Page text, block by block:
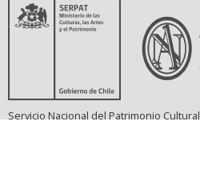
Servicio Nacional del Patrimonio Cultural